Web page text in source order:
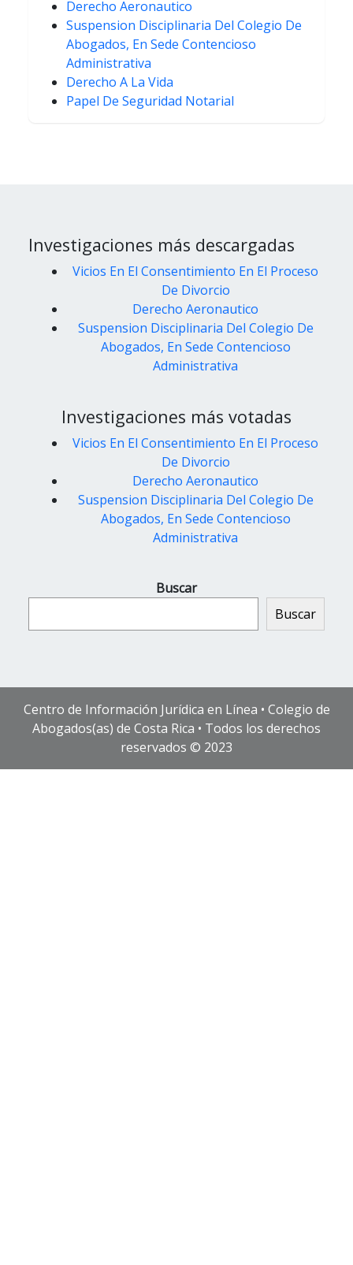
Derecho Aeronautico
Suspension Disciplinaria Del Colegio De
Abogados, En Sede Contencioso
Administrativa
Derecho A La Vida
Papel De Seguridad Notarial
Investigaciones más descargadas
Vicios En El Consentimiento En El Proceso
De Divorcio
Derecho Aeronautico
Suspension Disciplinaria Del Colegio De
Abogados, En Sede Contencioso
Administrativa
Investigaciones más votadas
Vicios En El Consentimiento En El Proceso
De Divorcio
Derecho Aeronautico
Suspension Disciplinaria Del Colegio De
Abogados, En Sede Contencioso
Administrativa
Buscar
Buscar
Centro de Información Jurídica en Línea • Colegio de
Abogados(as) de Costa Rica • Todos los derechos
reservados © 2023